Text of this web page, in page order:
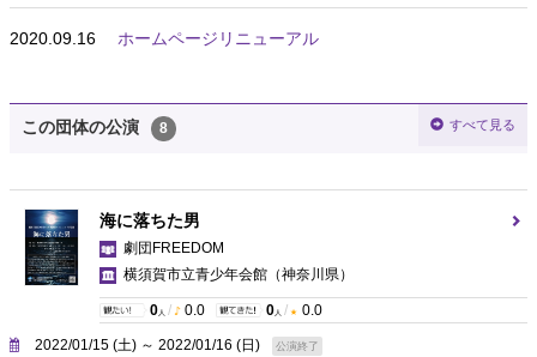
2020.09.16 ホームページリニューアル
この団体の公演 8 すべて見る
海に落ちた男
劇団FREEDOM
横須賀市立青少年会館 （神奈川県）
0 人 / 0.0 0 人 / 0.0
2022/01/15 (土) ～ 2022/01/16 (日) 公演終了